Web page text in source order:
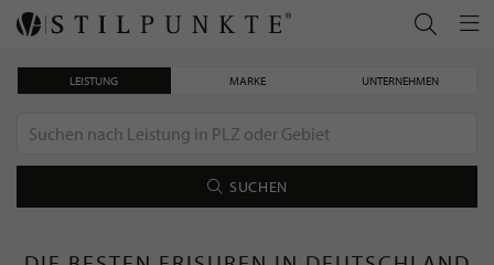
LEISTUNG MARKE UNTERNEHMEN
SUCHEN